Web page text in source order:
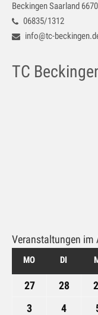
Beckinger
Beckinger
Impressum
Beckingen Saarland
06835/1312
info@tc-
TC
Veranstaltungen im
MO MONTAG
DI
2727.
2828.
3 4